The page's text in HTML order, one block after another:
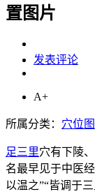
置图片
发表评论
A+
所属分类： 穴位
足三里穴有下陵
名最早见于中医
以温之”“皆调于